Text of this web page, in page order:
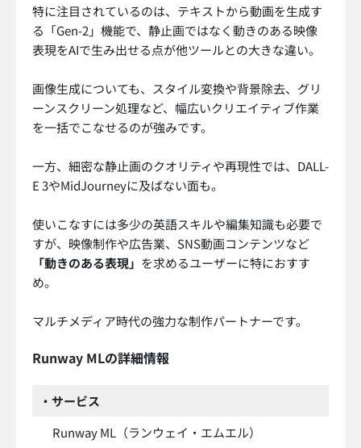
特に注目されているのは、テキストから動画を生成す
る「Gen-2」機能で、静止画ではなく動きのある映像
表現をAIで生み出せる点が他ツールとの大きな違い。
画像生成についても、スタイル変換や背景除去、グリ
ーンスクリーン処理など、幅広いクリエイティブ作業
を一括でこなせるのが強みです。
一方、細密な静止画のクオリティや再現性では、DALL-
E 3やMidJourneyに及ばない面も。
使いこなすには多少の英語スキルや編集知識も必要で
すが、映像制作や広告業、SNS動画コンテンツなど
「動きのある表現」 を求めるユーザーに特におすす
め。
マルチメディア時代の強力な制作パートナーです。
Runway MLの詳細情報
・サービス
Runway ML（ランウェイ・エムエル）